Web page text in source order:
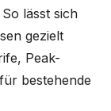
So lässt sich
gezielt
Peak-
bestehende